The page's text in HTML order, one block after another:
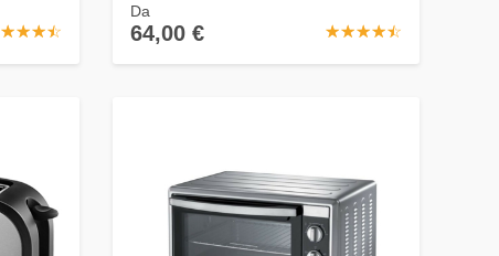
☆☆☆☆
★★★★ ☆☆☆☆☆
★★★★★
Da
64,00 €